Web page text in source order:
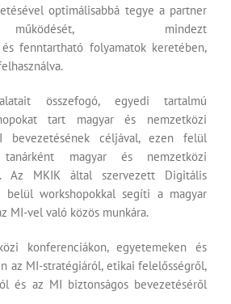
optimálisabbá tegye a partner
mindezt
fenntartható folyamatok keretében,
összefogó, egyedi tartalmú
tart magyar és nemzetközi
bevezetésének céljával, ezen felül
magyar és nemzetközi
Az MKIK által szervezett Digitális
belül workshopokkal segíti a magyar
MI-vel való közös munkára.
konferenciákon, egyetemeken és
az MI-stratégiáról, etikai felelősségről,
és az MI biztonságos bevezetéséről